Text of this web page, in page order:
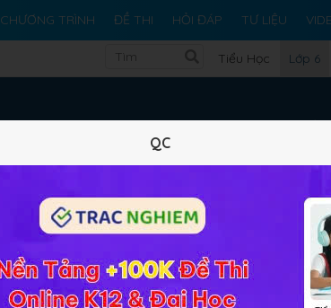
CHƯƠNG TRÌNH ĐỀ THI HỎI ĐÁP TƯ LIỆU
Tiểu Học Lớp 6
Tin Học
Kết Nối Tri Thức
Chủ đề 1: Máy tính và cộng đồng
■
■
■
QC